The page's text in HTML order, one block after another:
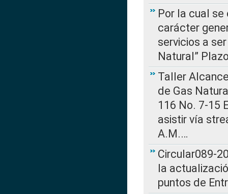
Por la cual
carácter
servicios a
Natural”
Taller
de Gas
116 No. 7-15
asistir vía
A.M.…
Circular089-
la
puntos de